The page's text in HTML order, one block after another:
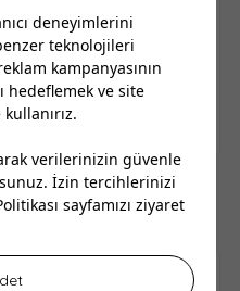
deneyimlerini
teknolojileri
kampanyasının
hedeflemek ve site
verilerinizin güvenle
İzin tercihlerinizi
sayfamızı ziyaret
bana en yakın
nerede ve nasıl
alabilirsiniz.